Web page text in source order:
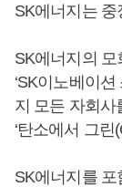
SK에너지는
SK에너지의 모
‘SK이노베이
지 모든 자회사
‘탄소에서 그린
SK에너지를 포